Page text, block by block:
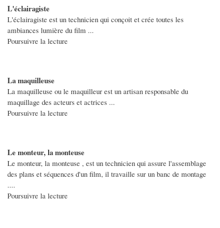
L'éclairagiste
L'éclairagiste est un technicien qui conçoit et crée toutes les
ambiances lumière du film ...
Poursuivre la lecture
La maquilleuse
La maquilleuse ou le maquilleur est un artisan responsable du
maquillage des acteurs et actrices ...
Poursuivre la lecture
Le monteur, la monteuse
Le monteur, la monteuse , est un technicien qui assure l'assemblage
des plans et séquences d'un film, il travaille sur un banc de montage
....
Poursuivre la lecture